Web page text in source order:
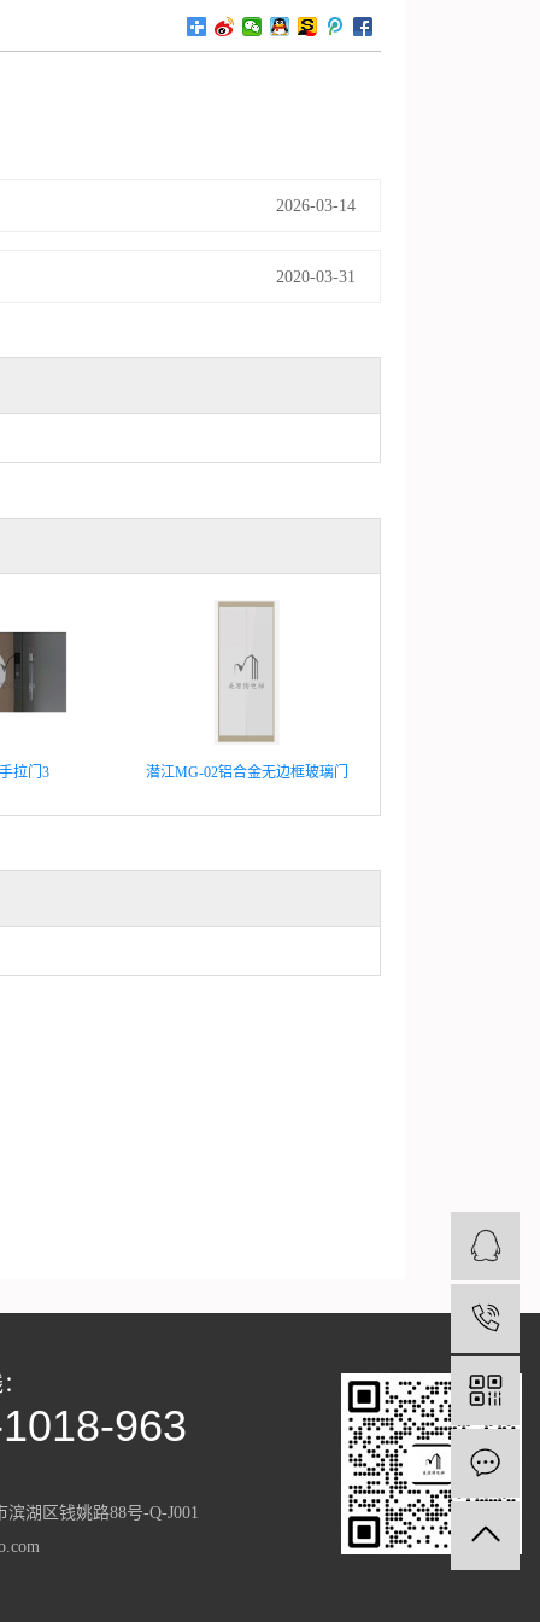
2026-03-14
2020-03-31
拉门3 潜江MG-02铝合金无边框玻璃门
963
滨湖区钱姚路88号-Q-J001